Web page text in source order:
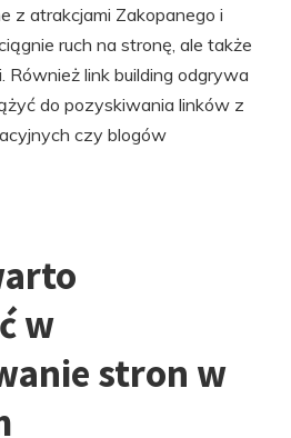
z atrakcjami Zakopanego i
ruch na stronę, ale także
Również link building odgrywa
do pozyskiwania linków z
czy blogów
w
stron w